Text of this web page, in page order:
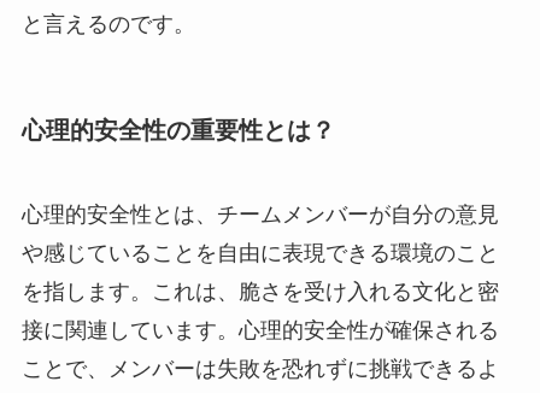
と言えるのです。
心理的安全性の重要性とは？
心理的安全性とは、チームメンバーが自分の意見
や感じていることを自由に表現できる環境のこと
を指します。これは、脆さを受け入れる文化と密
接に関連しています。心理的安全性が確保される
ことで、メンバーは失敗を恐れずに挑戦できるよ